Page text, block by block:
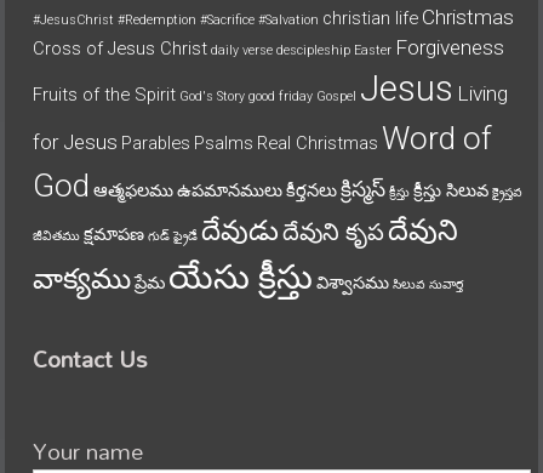
#JesusChrist #Redemption #Sacrifice #Salvation christian life Christmas
Cross of Jesus Christ daily verse descipleship Easter Forgiveness
Fruits of the Spirit God's Story good friday Gospel Jesus Living
for Jesus Parables Psalms Real Christmas Word of
God ఆత్మఫలముఉపమానములుకీర్తనలుక్రిస్మస్ క్రీస్తు క్రీస్తు సిలువ క్రైస్తవ
జీవితము క్షమాపణ గుడ్ ఫ్రైడే దేవుడుదేవుని కృపదేవుని
వాక్యముప్రేమ యేసు క్రీస్తు విశ్వాసము సిలువ సువార్త
Contact Us
Your name